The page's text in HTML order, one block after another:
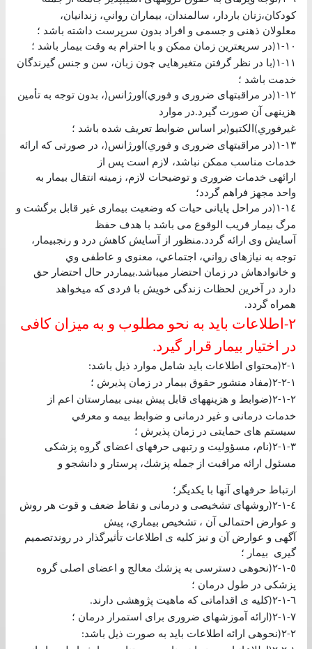
كودكان،زنان باردار، سالمندان، بيماران رواني، زندانيان،
معلولان ذهنی و جسمی و افراد بدون سرپرست داشته باشد ؛
١٠ -١ (در سريعترين زمان ممكن و با احترام به وقت بيمار باشد ؛
١١ -١ (با در نظر گرفتن متغيرهايی چون زبان، سن و جنس گيرندگان
خدمت باشد ؛
١٢ -١ (در مراقبتهای ضروری و فوري) اورژانس(، بدون توجه به تأمين
هزينهی آن صورت گيرد.در موارد
غيرفوري) الكتيو(بر اساس ضوابط تعريف شده باشد ؛
١٣ -١ (در مراقبتهای ضروری و فوري) اورژانس(، در صورتی كه ارائه
خدمات مناسب ممكن نباشد، لازم است پس از
ارائهی خدمات ضروری و توضيحات لازم، زمينه انتقال بيمار به
واحد مجهز فراهم گردد؛
١٤ -١ (در مراحل پايانی حيات كه وضعيت بيماری غير قابل برگشت و
مرگ بيمار قريب الوقوع می باشد با هدف حفظ
آسايش وی ارائه گردد.منظور از آسايش كاهش درد و رنجبيمار،
توجه به نيازهای رواني، اجتماعي، معنوی و عاطفی وي
و خانوادهاش در زمان احتضار ميباشد.بيماردر حال احتضار حق
دارد در آخرين لحظات زندگی خويش با فردی كه ميخواهد
همراه گردد.
٢- اطلاعات بايد به نحو مطلوب و به ميزان كافی
در اختيار بيمار قرار گيرد.
١ -٢(محتوای اطلاعات بايد شامل موارد ذيل باشد:
١ -٢-٢(مفاد منشور حقوق بيمار در زمان پذيرش ؛
٢-١ -٢(ضوابط و هزينههای قابل پيش بينی بيمارستان اعم از
خدمات درمانی و غير درمانی و ضوابط بيمه و معرفي
سيستم های حمايتی در زمان پذيرش ؛
٣-١ -٢(نام، مسؤوليت و رتبهی حرفهای اعضای گروه پزشكی
مسئول ارائه مراقبت از جمله پزشك، پرستار و دانشجو و
ارتباط حرفهای آنها با يكديگر؛
٤-١ -٢(روشهای تشخيصی و درمانی و نقاط ضعف و قوت هر روش
و عوارض احتمالی آن ، تشخيص بيماري، پيش
آگهی و عوارض آن و نيز كليه ی اطلاعات تأثيرگذار در روندتصميم
گيری بيمار ؛
٥-١ -٢(نحوهی دسترسی به پزشك معالج و اعضای اصلی گروه
پزشكی در طول درمان ؛
٦-١ -٢(كليه ی اقداماتی كه ماهيت پژوهشی دارند.
٧-١ -٢( ارائه آموزشهای ضروری برای استمرار درمان ؛
٢-٢(نحوهی ارائه اطلاعات بايد به صورت ذيل باشد: